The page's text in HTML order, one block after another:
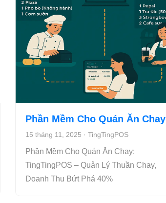
Phần Mềm Cho Quán Ăn Chay
15 tháng 11, 2025 · TingTingPOS
Phần Mềm Cho Quán Ăn Chay:
TingTingPOS – Quản Lý Thuần Chay,
Doanh Thu Bứt Phá 40%